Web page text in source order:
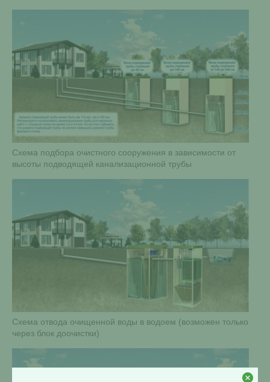
Схема подбора очистного сооружения в зависимости от
высоты подводящей канализационной трубы
Схема отвода очищенной воды в водоем (возможен только
через блок доочистки)